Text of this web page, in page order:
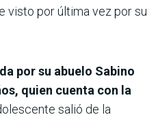
visto por última vez por su
por su abuelo Sabino
quien cuenta con la
salió de la